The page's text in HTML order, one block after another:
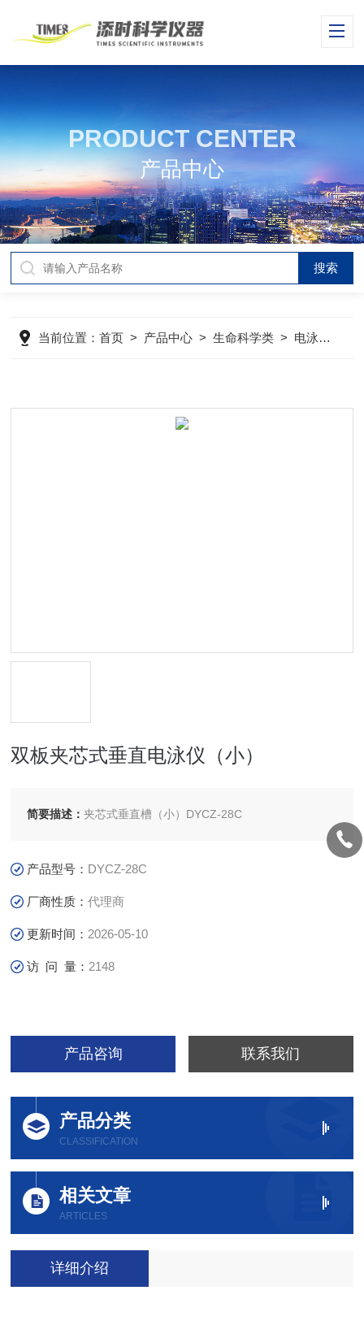
PRODUCT CENTER
产品中心
当前位置：首页 > 产品中心 >生命科学类 > 电泳仪
双板夹芯式垂直电泳仪（小）
简要描述：夹芯式垂直槽（小）DYCZ-28C
产品型号： DYCZ-28C
厂商性质：代理商
更新时间： 2026-05-10
访 问 量： 2148
产品咨询 联系我们
产品分类
CLASSIFICATION
相关文章
ARTICLES
详细介绍